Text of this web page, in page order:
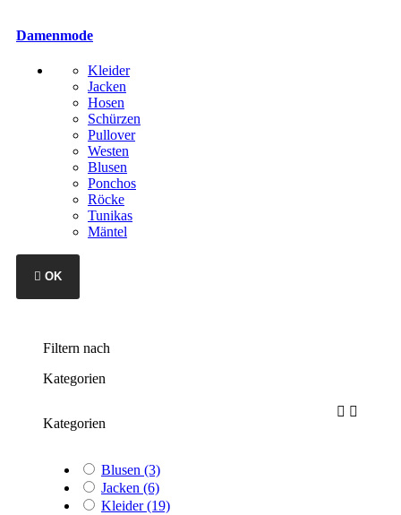
Damenmode
Kleider
Jacken
Hosen
Schürzen
Pullover
Westen
Blusen
Ponchos
Röcke
Tunikas
Mäntel
 OK
Filtern nach
Kategorien
Kategorien
 
Blusen (3)
Jacken (6)
Kleider(19)